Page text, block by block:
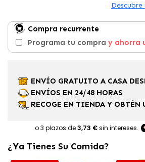
Compra recurrente
Programa tu compra y ahorra
ENVÍO GRATUITO A CASA
ENVÍOS EN 24/48 HORAS
RECOGE EN TIENDA Y OBTÉN
¿Ya Tienes Su Comida?